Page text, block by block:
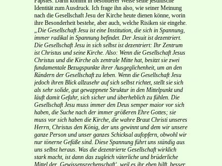
Identität zum Ausdruck. Ich frage ihn also, wie seiner Meinung
nach die Gesellschaft Jesu der Kirche heute dienen könne, worin
ihre Besonderheit bestehe, aber auch, welche Risiken sie eingehe.
„Die Gesellschaft Jesu ist eine Institution, die sich in Spannung,
immer radikal in Spannung befindet. Der Jesuit ist dezentriert.
Die Gesellschaft Jesu in sich selbst ist dezentriert: Ihr Zentrum
ist Christus und seine Kirche. Also: Wenn die Gesellschaft Jesus
Christus und die Kirche als zentrale Mitte hat, besitzt sie zwei
fundamentale Bezugspunkte ihrer Ausgeglichenheit, um an den
Rändern der Gesellschaft zu leben. Wenn die Gesellschaft Jesu
jedoch ihren Blick allzusehr auf sich selbst richtet, stellt sie sich
als sehr solide, gut gewappnete Struktur in den Mittelpunkt und
läuft damit Gefahr, sich sicher und überheblich zu fühlen. Die
Gesellschaft Jesu muss immer den Deus semper maior vor sich
haben, die Suche nach der immer größeren Ehre Gottes; sie
muss vor sich haben die Kirche, die wahre Braut Christi unseres
Herrn, Christus den König, der uns gewinnt und dem wir unsere
ganze Person und unser ganzes Schicksal aufopfern, obwohl wir
nur tönerne Gefäße sind. Diese Spannung führt uns ständig aus
uns selbst heraus. Was die dezentrierte Gesellschaft wirklich
stark macht, ist dann das zugleich väterliche und brüderliche
Mittel der ,Gewissensrechenschaft‘, weil es ihr eben hilft, besser